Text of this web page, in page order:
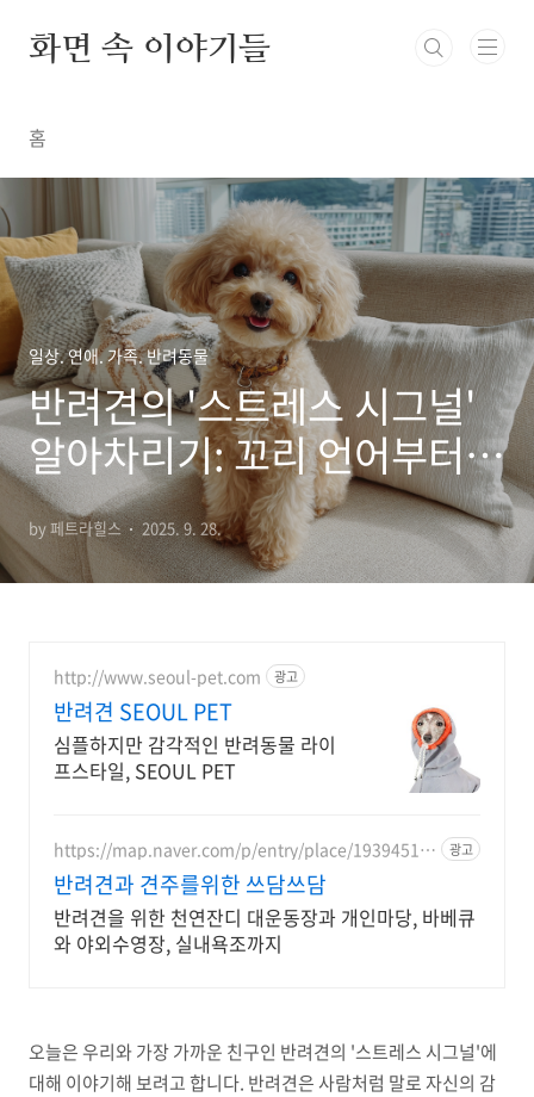
화면 속 이야기들
홈
일상. 연애. 가족. 반려동물
반려견의 '스트레스 시그널'
알아차리기: 꼬리 언어부터
행동 패턴까지
by 페트라힐스 2025. 9. 28.
http://www.seoul-pet.com 광고
반려견 SEOUL PET
심플하지만 감각적인 반려동물 라이
프스타일, SEOUL PET
https://map.naver.com/p/entry/place/19394513
68
광고
반려견과 견주를위한 쓰담쓰담
반려견을 위한 천연잔디 대운동장과 개인마당, 바베큐
와 야외수영장, 실내욕조까지
오늘은 우리와 가장 가까운 친구인 반려견의 '스트레스 시그널'에
대해 이야기해 보려고 합니다. 반려견은 사람처럼 말로 자신의 감